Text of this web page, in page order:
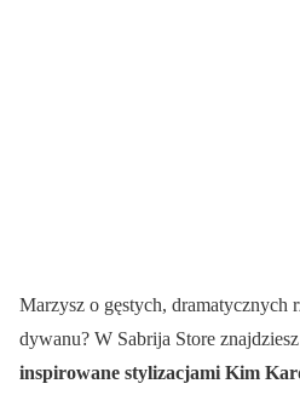
Marzysz o gęstych, dramatycznych
dywanu? W Sabrija Store znajdziesz
inspirowane stylizacjami Kim